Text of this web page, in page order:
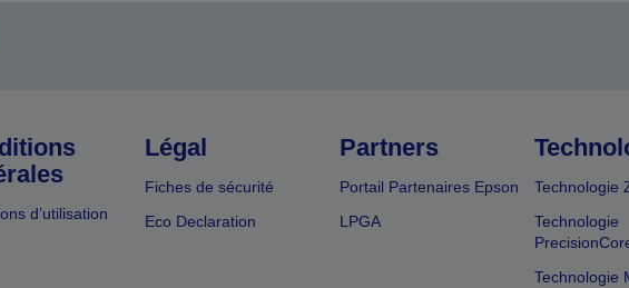
d’utilisation
Légal
Fiches de sécurité
Eco Declaration
Partners
Portail Partenaires Epson
LPGA
Technologie
Technologie
Technologie